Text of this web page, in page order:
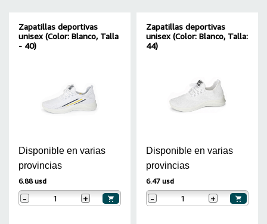
Zapatillas deportivas
unisex (Color: Blanco, Talla
- 40)
Disponible en varias
provincias
6.88 usd
- +
Zapatillas deportivas
unisex (Color: Blanco, Talla:
44)
Disponible en varias
provincias
6.47 usd
- +